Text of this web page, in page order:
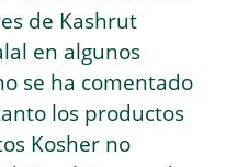
de Kashrut
en algunos
se ha comentado
los productos
Kosher no